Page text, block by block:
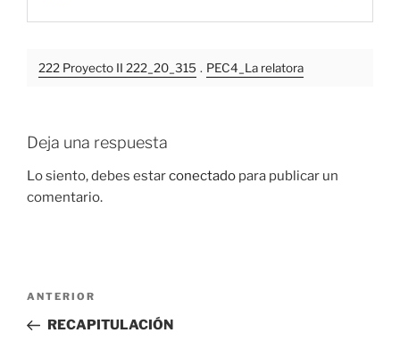
222 Proyecto II 222_20_315 . PEC4_La relatora
Deja una respuesta
Lo siento, debes estarconectado para publicar un
comentario.
Navegación
entradas
Entrada
anterior:
ANTERIOR
RECAPITULACIÓN